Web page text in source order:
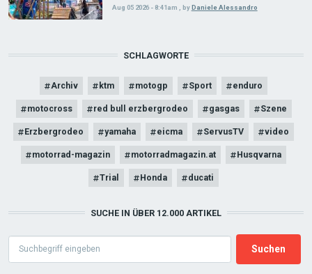
Aug 05 2026 - 8:41am byDaniele Alessandro
SCHLAGWORTE
Archiv ktm motogp Sport enduro
motocross red bull erzbergrodeo gasgas Szene
Erzbergrodeo yamaha eicma ServusTV video
motorrad-magazin motorradmagazin.at Husqvarna
Trial Honda ducati
SUCHE IN ÜBER 12.000 ARTIKEL